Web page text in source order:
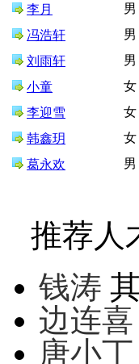
李月
男
冯浩轩
男
刘雨轩
男
小童
女
李迎雪
女
韩鑫玥
女
葛永欢
男
推荐人
钱涛
边连喜
唐小丁